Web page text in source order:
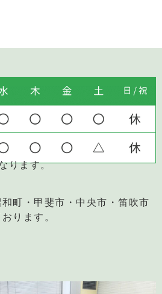
ります。
町・甲斐市・中央市・笛吹市
ります。